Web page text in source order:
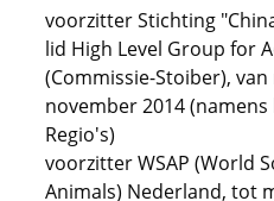
voorzitter Stichting
lid High Level Group for
(Commissie-Stoiber),
november 2014
Regio's)
voorzitter WSAP (World
Animals) Nederland, tot